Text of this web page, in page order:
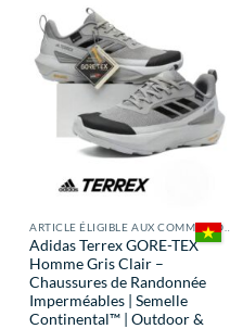
Adidas Terrex GORE-TEX
Homme Gris Clair –
Chaussures de Randonnée
Imperméables | Semelle
Continental™ | Outdoor &